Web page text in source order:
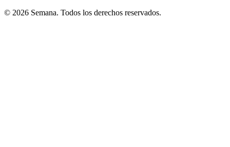
© 2026 Semana. Todos los derechos reservados.